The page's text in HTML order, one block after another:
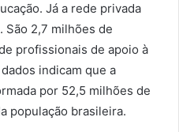
Já a rede privada
São 2,7 milhões de
profissionais de apoio à
indicam que a
por 52,5 milhões de
população brasileira.